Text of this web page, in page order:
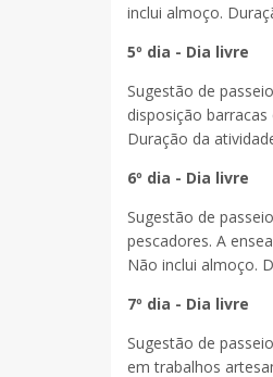
inclui almoço.
5º dia - Dia livre
Sugestão de
disposição
Duração da
6º dia - Dia livre
Sugestão de
pescadores. A
Não inclui almoço.
7º dia - Dia livre
Sugestão de
em trabalhos